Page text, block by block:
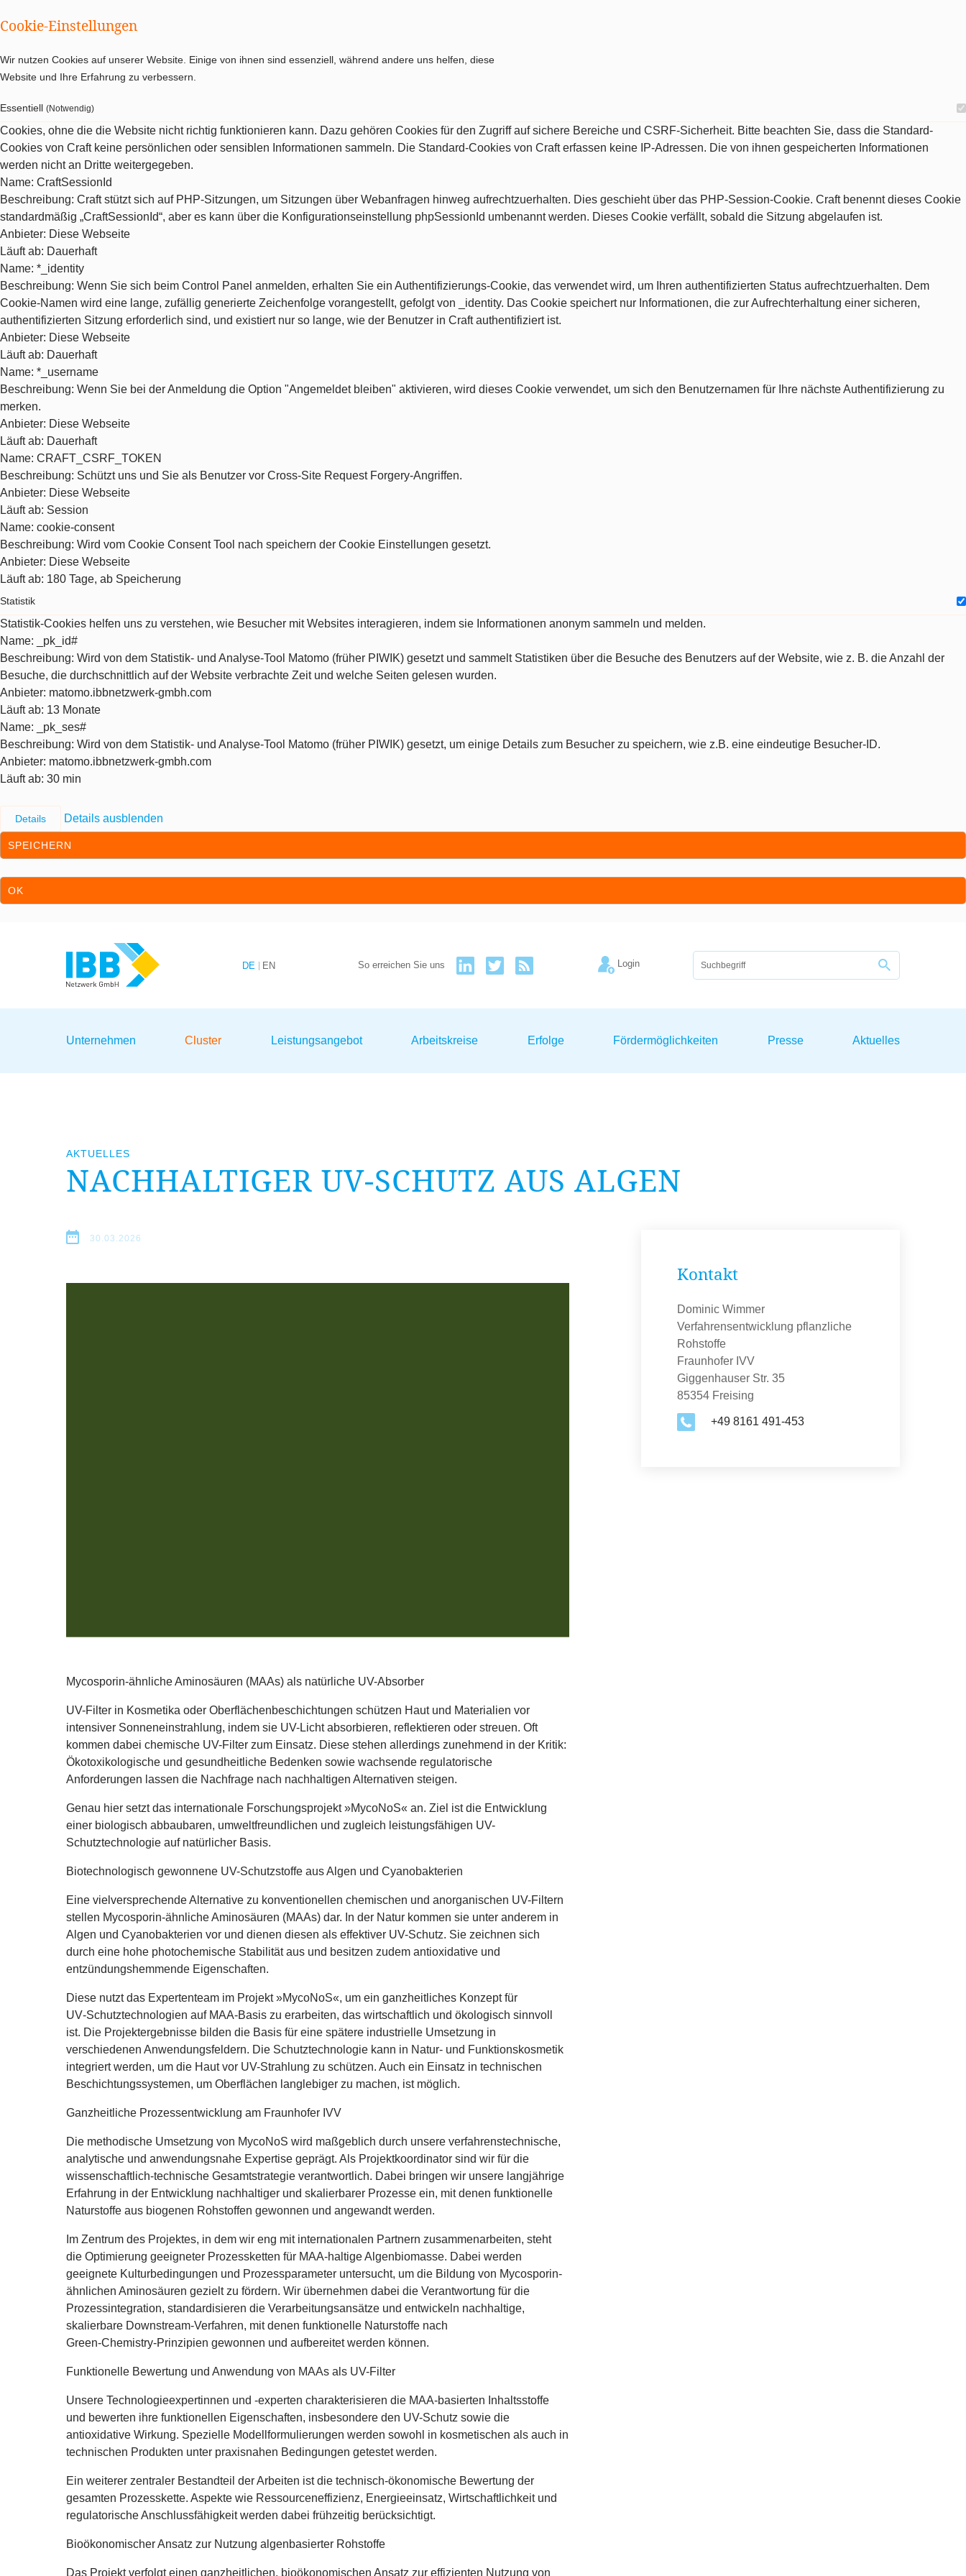
Cookie-Einstellungen
Wir nutzen Cookies auf unserer Website. Einige von ihnen sind essenziell, während andere uns helfen, diese
Website und Ihre Erfahrung zu verbessern.
Essentiell (Notwendig)
Cookies, ohne die die Website nicht richtig funktionieren kann. Dazu gehören Cookies für den Zugriff auf sichere Bereiche und CSRF-Sicherheit. Bitte beachten Sie, dass die Standard-
Cookies von Craft keine persönlichen oder sensiblen Informationen sammeln. Die Standard-Cookies von Craft erfassen keine IP-Adressen. Die von ihnen gespeicherten Informationen
werden nicht an Dritte weitergegeben.
Name: CraftSessionId
Beschreibung: Craft stützt sich auf PHP-Sitzungen, um Sitzungen über Webanfragen hinweg aufrechtzuerhalten. Dies geschieht über das PHP-Session-Cookie. Craft benennt dieses Cookie
standardmäßig „CraftSessionId“, aber es kann über die Konfigurationseinstellung phpSessionId umbenannt werden. Dieses Cookie verfällt, sobald die Sitzung abgelaufen ist.
Anbieter: Diese Webseite
Läuft ab: Dauerhaft
Name: *_identity
Beschreibung: Wenn Sie sich beim Control Panel anmelden, erhalten Sie ein Authentifizierungs-Cookie, das verwendet wird, um Ihren authentifizierten Status aufrechtzuerhalten. Dem
Cookie-Namen wird eine lange, zufällig generierte Zeichenfolge vorangestellt, gefolgt von _identity. Das Cookie speichert nur Informationen, die zur Aufrechterhaltung einer sicheren,
authentifizierten Sitzung erforderlich sind, und existiert nur so lange, wie der Benutzer in Craft authentifiziert ist.
Anbieter: Diese Webseite
Läuft ab: Dauerhaft
Name: *_username
Beschreibung: Wenn Sie bei der Anmeldung die Option "Angemeldet bleiben" aktivieren, wird dieses Cookie verwendet, um sich den Benutzernamen für Ihre nächste Authentifizierung zu
merken.
Anbieter: Diese Webseite
Läuft ab: Dauerhaft
Name: CRAFT_CSRF_TOKEN
Beschreibung: Schützt uns und Sie als Benutzer vor Cross-Site Request Forgery-Angriffen.
Anbieter: Diese Webseite
Läuft ab: Session
Name: cookie-consent
Beschreibung: Wird vom Cookie Consent Tool nach speichern der Cookie Einstellungen gesetzt.
Anbieter: Diese Webseite
Läuft ab: 180 Tage, ab Speicherung
Statistik
Statistik-Cookies helfen uns zu verstehen, wie Besucher mit Websites interagieren, indem sie Informationen anonym sammeln und melden.
Name: _pk_id#
Beschreibung: Wird von dem Statistik- und Analyse-Tool Matomo (früher PIWIK) gesetzt und sammelt Statistiken über die Besuche des Benutzers auf der Website, wie z. B. die Anzahl der
Besuche, die durchschnittlich auf der Website verbrachte Zeit und welche Seiten gelesen wurden.
Anbieter: matomo.ibbnetzwerk-gmbh.com
Läuft ab: 13 Monate
Name: _pk_ses#
Beschreibung: Wird von dem Statistik- und Analyse-Tool Matomo (früher PIWIK) gesetzt, um einige Details zum Besucher zu speichern, wie z.B. eine eindeutige Besucher-ID.
Anbieter: matomo.ibbnetzwerk-gmbh.com
Läuft ab: 30 min
Details Details ausblenden
SPEICHERN
OK
DE EN So erreichen Sie uns Login
Unternehmen Cluster Leistungsangebot Arbeitskreise Erfolge Fördermöglichkeiten Presse Aktuelles
AKTUELLES
NACHHALTIGER UV-SCHUTZ AUS ALGEN
30.03.2026
Mycosporin‑ähnliche Aminosäuren (MAAs) als natürliche UV-Absorber
UV-Filter in Kosmetika oder Oberflächenbeschichtungen schützen Haut und Materialien vor
intensiver Sonneneinstrahlung, indem sie UV-Licht absorbieren, reflektieren oder streuen. Oft
kommen dabei chemische UV-Filter zum Einsatz. Diese stehen allerdings zunehmend in der Kritik:
Ökotoxikologische und gesundheitliche Bedenken sowie wachsende regulatorische
Anforderungen lassen die Nachfrage nach nachhaltigen Alternativen steigen.
Genau hier setzt das internationale Forschungsprojekt »MycoNoS« an. Ziel ist die Entwicklung
einer biologisch abbaubaren, umweltfreundlichen und zugleich leistungsfähigen UV-
Schutztechnologie auf natürlicher Basis.
Biotechnologisch gewonnene UV-Schutzstoffe aus Algen und Cyanobakterien
Eine vielversprechende Alternative zu konventionellen chemischen und anorganischen UV-Filtern
stellen Mycosporin-ähnliche Aminosäuren (MAAs) dar. In der Natur kommen sie unter anderem in
Algen und Cyanobakterien vor und dienen diesen als effektiver UV-Schutz. Sie zeichnen sich
durch eine hohe photochemische Stabilität aus und besitzen zudem antioxidative und
entzündungshemmende Eigenschaften.
Diese nutzt das Expertenteam im Projekt »MycoNoS«, um ein ganzheitliches Konzept für
UV‑Schutztechnologien auf MAA-Basis zu erarbeiten, das wirtschaftlich und ökologisch sinnvoll
ist. Die Projektergebnisse bilden die Basis für eine spätere industrielle Umsetzung in
verschiedenen Anwendungsfeldern. Die Schutztechnologie kann in Natur‑ und Funktionskosmetik
integriert werden, um die Haut vor UV-Strahlung zu schützen. Auch ein Einsatz in technischen
Beschichtungssystemen, um Oberflächen langlebiger zu machen, ist möglich.
Ganzheitliche Prozessentwicklung am Fraunhofer IVV
Die methodische Umsetzung von MycoNoS wird maßgeblich durch unsere verfahrenstechnische,
analytische und anwendungsnahe Expertise geprägt. Als Projektkoordinator sind wir für die
wissenschaftlich‑technische Gesamtstrategie verantwortlich. Dabei bringen wir unsere langjährige
Erfahrung in der Entwicklung nachhaltiger und skalierbarer Prozesse ein, mit denen funktionelle
Naturstoffe aus biogenen Rohstoffen gewonnen und angewandt werden.
Im Zentrum des Projektes, in dem wir eng mit internationalen Partnern zusammenarbeiten, steht
die Optimierung geeigneter Prozessketten für MAA‑haltige Algenbiomasse. Dabei werden
geeignete Kulturbedingungen und Prozessparameter untersucht, um die Bildung von Mycosporin-
ähnlichen Aminosäuren gezielt zu fördern. Wir übernehmen dabei die Verantwortung für die
Prozessintegration, standardisieren die Verarbeitungsansätze und entwickeln nachhaltige,
skalierbare Downstream-Verfahren, mit denen funktionelle Naturstoffe nach
Green‑Chemistry‑Prinzipien gewonnen und aufbereitet werden können.
Funktionelle Bewertung und Anwendung von MAAs als UV-Filter
Unsere Technologieexpertinnen und ‑experten charakterisieren die MAA‑basierten Inhaltsstoffe
und bewerten ihre funktionellen Eigenschaften, insbesondere den UV-Schutz sowie die
antioxidative Wirkung. Spezielle Modellformulierungen werden sowohl in kosmetischen als auch in
technischen Produkten unter praxisnahen Bedingungen getestet werden.
Ein weiterer zentraler Bestandteil der Arbeiten ist die technisch‑ökonomische Bewertung der
gesamten Prozesskette. Aspekte wie Ressourceneffizienz, Energieeinsatz, Wirtschaftlichkeit und
regulatorische Anschlussfähigkeit werden dabei frühzeitig berücksichtigt.
Bioökonomischer Ansatz zur Nutzung algenbasierter Rohstoffe
Das Projekt verfolgt einen ganzheitlichen, bioökonomischen Ansatz zur effizienten Nutzung von
Kontakt
Dominic Wimmer
Verfahrensentwicklung pflanzliche
Rohstoffe
Fraunhofer IVV
Giggenhauser Str. 35
85354 Freising
+49 8161 491-453